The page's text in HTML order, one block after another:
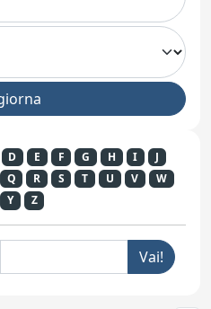
D E F G H I
J
Q R S T U V
W
Y Z